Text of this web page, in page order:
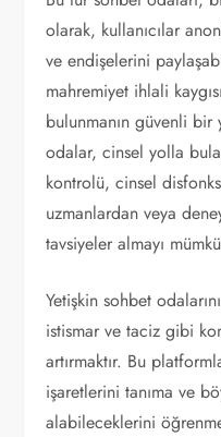
olarak, kullanıcılar
ve endişelerini
mahremiyet ihlali
bulunmanın güvenli
odalar, cinsel yolla
kontrolü, cinsel
uzmanlardan veya
tavsiyeler almayı
Yetişkin sohbet
istismar ve taciz gibi
artırmaktır. Bu
işaretlerini tanıma ve
alabileceklerini